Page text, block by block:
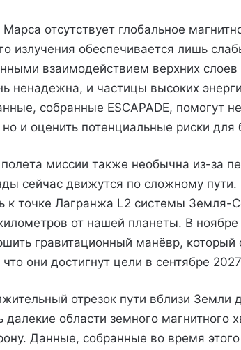
Марса отсутствует глобальное
излучения обеспечивается лишь
взаимодействием верхних
ненадежна, и частицы высоких
собранные ESCAPADE, помогут
и оценить потенциальные риски для
миссии также необычна из-за
сейчас движутся по сложному пути.
к точке Лагранжа L2 системы Земля-
от нашей планеты. В
гравитационный манёвр, который
они достигнут цели в сентябре
отрезок пути вблизи
далекие области земного магнитного
Данные, собранные во время